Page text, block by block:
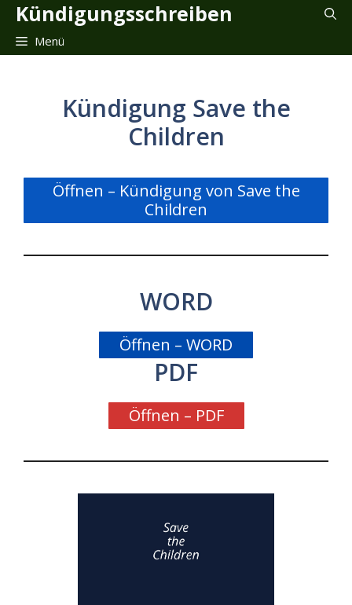
Zum
springen
Kündigungsschreiben
Menü
Kündigung Save the
Children
Öffnen – Kündigung von Save the
Children
WORD
Öffnen – WORD
PDF
Öffnen – PDF